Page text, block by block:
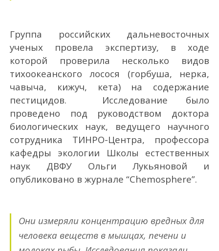
Группа российских дальневосточных
ученых провела экспертизу, в ходе
которой проверила несколько видов
тихоокеанского лосося (горбуша, нерка,
чавыча, кижуч, кета) на содержание
пестицидов. Исследование было
проведено под руководством доктора
биологических наук, ведущего научного
сотрудника ТИНРО-Центра, профессора
кафедры экологии Школы естественных
наук ДВФУ Ольги Лукьяновой и
опубликовано в журнале “Chemosphere”.
Они измеряли концентрацию вредных для
человека веществ в мышцах, печени и